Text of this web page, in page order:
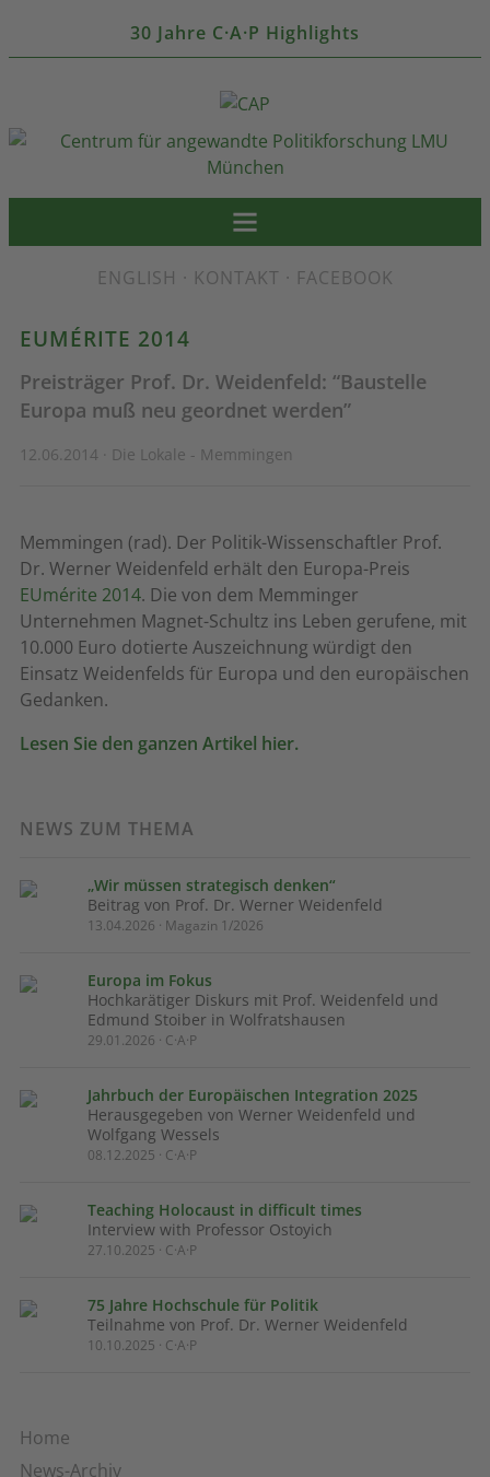
30 Jahre C·A·P Highlights
ENGLISH · KONTAKT · FACEBOOK
Home
News-Archiv
EUMÉRITE 2014
Preisträger Prof. Dr. Weidenfeld: “Baustelle
Europa muß neu geordnet werden”
12.06.2014 · Die Lokale - Memmingen
Memmingen (rad). Der Politik-Wissenschaftler Prof.
Dr. Werner Weidenfeld erhält den Europa-Preis
EUmérite 2014. Die von dem Memminger
Unternehmen Magnet-Schultz ins Leben gerufene, mit
10.000 Euro dotierte Auszeichnung würdigt den
Einsatz Weidenfelds für Europa und den europäischen
Gedanken.
Lesen Sie den ganzen Artikel hier.
NEWS ZUM THEMA
„Wir müssen strategisch denken“
Beitrag von Prof. Dr. Werner Weidenfeld
13.04.2026 · Magazin 1/2026
Europa im Fokus
Hochkarätiger Diskurs mit Prof. Weidenfeld und
Edmund Stoiber in Wolfratshausen
29.01.2026 · C·A·P
Jahrbuch der Europäischen Integration 2025
Herausgegeben von Werner Weidenfeld und
Wolfgang Wessels
08.12.2025 · C·A·P
Teaching Holocaust in difficult times
Interview with Professor Ostoyich
27.10.2025 · C·A·P
75 Jahre Hochschule für Politik
Teilnahme von Prof. Dr. Werner Weidenfeld
10.10.2025 · C·A·P